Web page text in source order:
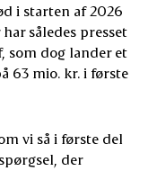
i starten af 2026
således presset
som dog lander et
63 mio. kr. i første
vi så i første del
der